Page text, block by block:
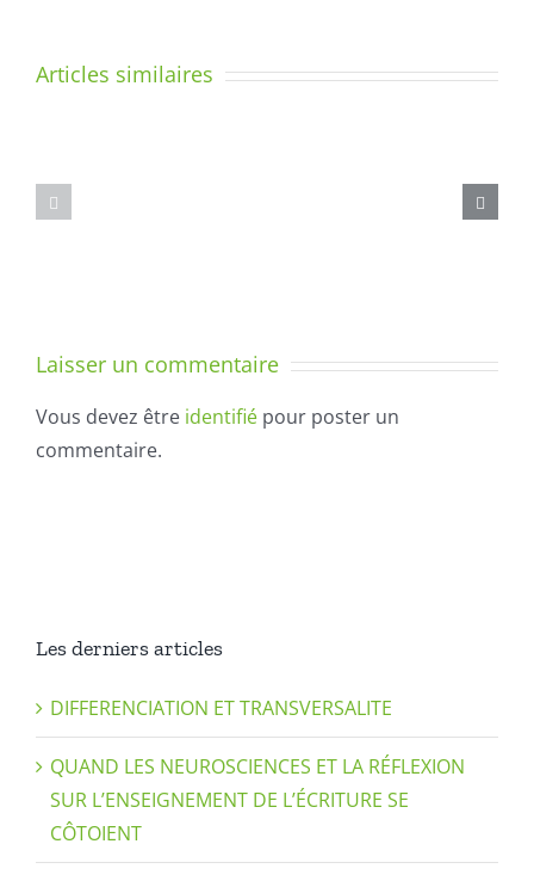
Articles similaires
Un
d’écriture
Laisser un commentaire
Vous devez être identifié pour poster un
commentaire.
Les derniers articles
DIFFERENCIATION ET TRANSVERSALITE
QUAND LES NEUROSCIENCES ET LA RÉFLEXION
SUR L’ENSEIGNEMENT DE L’ÉCRITURE SE
CÔTOIENT